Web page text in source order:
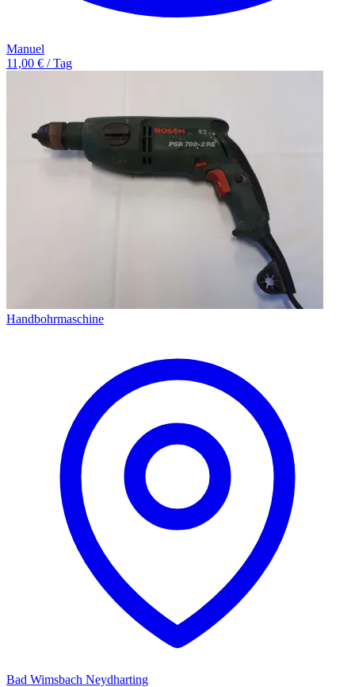
Manuel
11,00 € / Tag
Handbohrmaschine
Bad Wimsbach Neydharting